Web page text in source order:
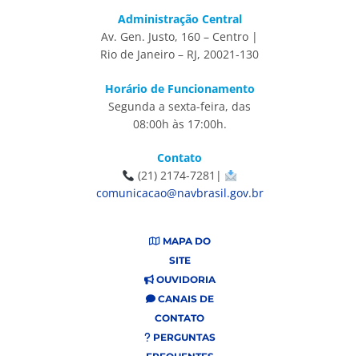
Administração Central
Av. Gen. Justo, 160 – Centro |
Rio de Janeiro – RJ, 20021-130
Horário de Funcionamento
Segunda a sexta-feira, das
08:00h às 17:00h.
Contato
(21) 2174-7281|
comunicacao@navbrasil.gov.br
MAPA DO
SITE
OUVIDORIA
CANAIS DE
CONTATO
PERGUNTAS